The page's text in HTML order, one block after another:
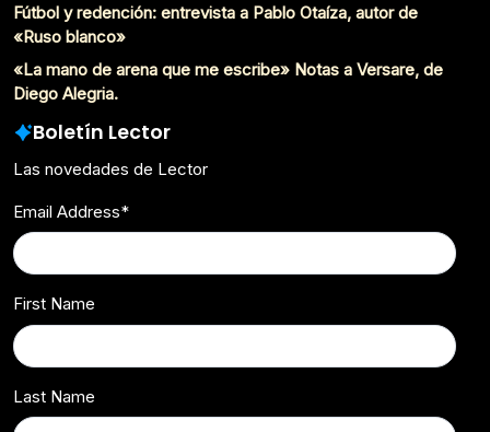
Fútbol y redención: entrevista a Pablo Otaíza, autor de
«Ruso blanco»
«La mano de arena que me escribe» Notas a Versare, de
Diego Alegria.
Boletín Lector
Las novedades de Lector
Email Address*
First Name
Last Name